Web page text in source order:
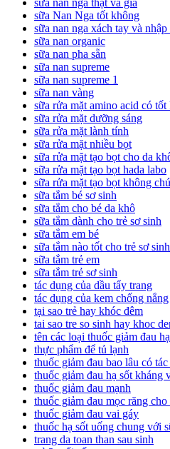
sữa nan nga thật và giả
sữa Nan Nga tốt không
sữa nan nga xách tay và nhập
sữa nan organic
sữa nan pha sẵn
sữa nan supreme
sữa nan supreme 1
sữa nan vàng
sữa rửa mặt amino acid có tốt
sữa rửa mặt dưỡng sáng
sữa rửa mặt lành tính
sữa rửa mặt nhiều bọt
sữa rửa mặt tạo bọt cho da
sữa rửa mặt tạo bọt hada labo
sữa rửa mặt tạo bọt không
sữa tắm bé sơ sinh
sữa tắm cho bé da khô
sữa tắm dành cho trẻ sơ sinh
sữa tắm em bé
sữa tắm nào tốt cho trẻ sơ sinh
sữa tắm trẻ em
sữa tắm trẻ sơ sinh
tác dụng của dầu tẩy trang
tác dụng của kem chống nắng
tại sao trẻ hay khóc đêm
tai sao tre so sinh hay khoc
tên các loại thuốc giảm đau
thực phẩm để tủ lạnh
thuốc giảm đau bao lâu có
thuốc giảm đau hạ sốt kháng
thuốc giảm đau mạnh
thuốc giảm đau mọc răng cho
thuốc giảm đau vai gáy
thuốc hạ sốt uống chung với
trang da toan than sau sinh